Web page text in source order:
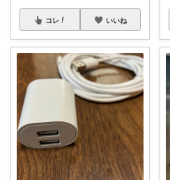
コレ いいね